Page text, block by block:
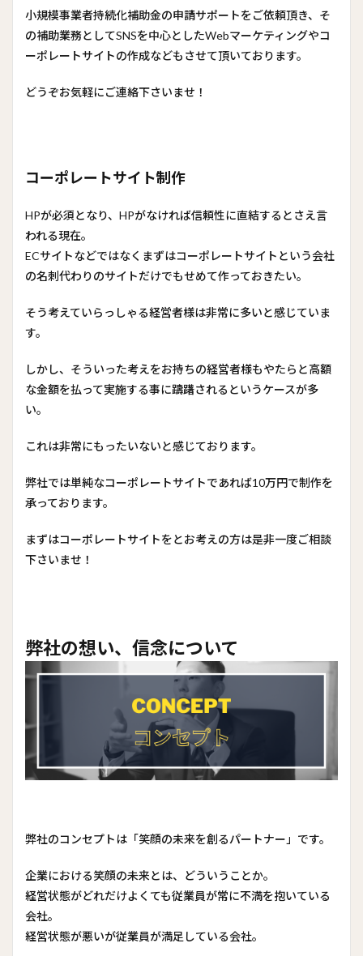
小規模事業者持続化補助金の申請サポートをご依頼頂き、そ
の補助業務としてSNSを中心としたWebマーケティングやコ
ーポレートサイトの作成などもさせて頂いております。
どうぞお気軽にご連絡下さいませ！
コーポレートサイト制作
HPが必須となり、HPがなければ信頼性に直結するとさえ言
われる現在。
ECサイトなどではなくまずはコーポレートサイトという会社
の名刺代わりのサイトだけでもせめて作っておきたい。
そう考えていらっしゃる経営者様は非常に多いと感じていま
す。
しかし、そういった考えをお持ちの経営者様もやたらと高額
な金額を払って実施する事に躊躇されるというケースが多
い。
これは非常にもったいないと感じております。
弊社では単純なコーポレートサイトであれば10万円で制作を
承っております。
まずはコーポレートサイトをとお考えの方は是非一度ご相談
下さいませ！
弊社の想い、信念について
弊社のコンセプトは「笑顔の未来を創るパートナー」です。
企業における笑顔の未来とは、どういうことか。
経営状態がどれだけよくても従業員が常に不満を抱いている
会社。
経営状態が悪いが従業員が満足している会社。